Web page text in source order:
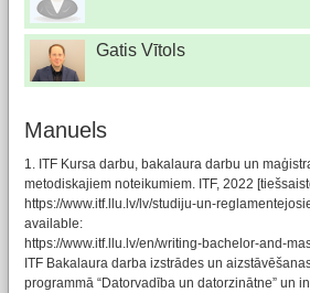
Gatis Vītols
Manuels
1. ITF Kursa darbu, bakalaura darbu un
metodiskajiem noteikumiem. ITF, 2022
https://www.itf.llu.lv/lv/studiju-un-
available:
https://www.itf.llu.lv/en/writing-bachelor-and-
ITF Bakalaura darba izstrādes un
programmā “Datorvadība un datorzinātne” un